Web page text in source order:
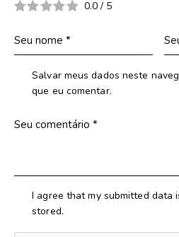
0.0 / 5
Salvar meus dados neste
que eu comentar.
I agree that my submitted data
stored.